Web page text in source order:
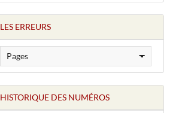
LES ERREURS
HISTORIQUE DES NUMÉROS